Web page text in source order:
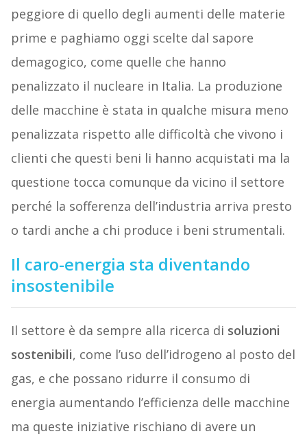
peggiore di quello degli aumenti delle materie
prime e paghiamo oggi scelte dal sapore
demagogico, come quelle che hanno
penalizzato il nucleare in Italia. La produzione
delle macchine è stata in qualche misura meno
penalizzata rispetto alle difficoltà che vivono i
clienti che questi beni li hanno acquistati ma la
questione tocca comunque da vicino il settore
perché la sofferenza dell’industria arriva presto
o tardi anche a chi produce i beni strumentali.
Il caro-energia sta diventando
insostenibile
Il settore è da sempre alla ricerca di soluzioni
sostenibili, come l’uso dell’idrogeno al posto del
gas, e che possano ridurre il consumo di
energia aumentando l’efficienza delle macchine
ma queste iniziative rischiano di avere un